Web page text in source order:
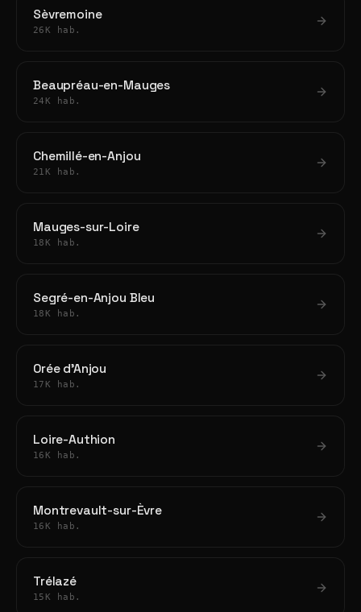
Sèvremoine
26K hab.
Beaupréau-en-Mauges
24K hab.
Chemillé-en-Anjou
21K hab.
Mauges-sur-Loire
18K hab.
Segré-en-Anjou Bleu
18K hab.
Orée d'Anjou
17K hab.
Loire-Authion
16K hab.
Montrevault-sur-Èvre
16K hab.
Trélazé
15K hab.